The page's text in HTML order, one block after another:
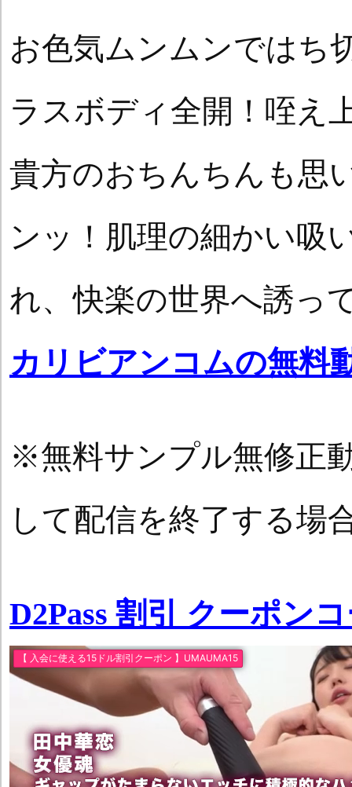
お色気ムンムンではち
ラスボディ全開！咥え
貴方のおちんちんも思
ンッ！肌理の細かい吸
れ、快楽の世界へ誘っ
カリビアンコムの無料
※無料サンプル無修正
して配信を終了する場
D2Pass 割引 クーポン